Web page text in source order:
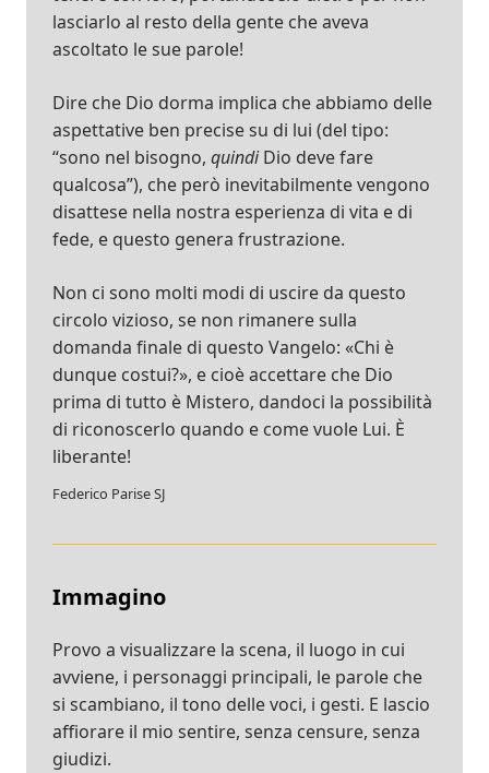
lasciarlo al resto della gente che aveva
ascoltato le sue parole!
Dire che Dio dorma implica che abbiamo delle
aspettative ben precise su di lui (del tipo:
“sono nel bisogno, quindiDio deve fare
qualcosa”), che però inevitabilmente vengono
disattese nella nostra esperienza di vita e di
fede, e questo genera frustrazione.
Non ci sono molti modi di uscire da questo
circolo vizioso, se non rimanere sulla
domanda finale di questo Vangelo: «Chi è
dunque costui?», e cioè accettare che Dio
prima di tutto è Mistero, dandoci la possibilità
di riconoscerlo quando e come vuole Lui. È
liberante!
Federico Parise SJ
Immagino
Provo a visualizzare la scena, il luogo in cui
avviene, i personaggi principali, le parole che
si scambiano, il tono delle voci, i gesti. E lascio
affiorare il mio sentire, senza censure, senza
giudizi.